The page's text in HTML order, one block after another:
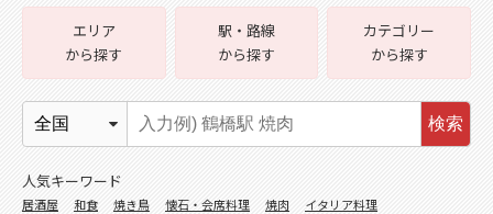
エリア
から探す
駅・路線
から探す
カテゴリー
から探す
検索
人気キーワード
居酒屋 和食 焼き鳥 懐石・会席料理 焼肉
イタリア料理